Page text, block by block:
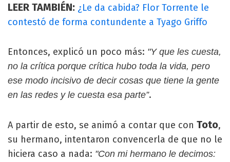
LEER TAMBIÉN: ¿Le da cabida? Flor Torrente le
contestó de forma contundente a Tyago Griffo
Entonces, explicó un poco más: "Y que les cuesta,
no la crítica porque crítica hubo toda la vida, pero
ese modo incisivo de decir cosas que tiene la gente
en las redes y le cuesta esa parte”.
A partir de esto, se animó a contar que con Toto,
su hermano, intentaron convencerla de que no le
hiciera caso a nada: "Con mi hermano le decimos: